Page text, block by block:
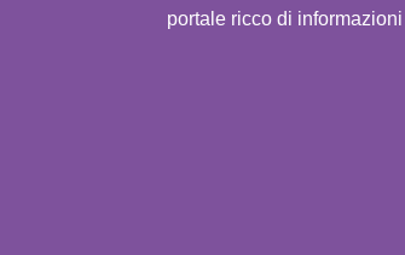
portale ricco di